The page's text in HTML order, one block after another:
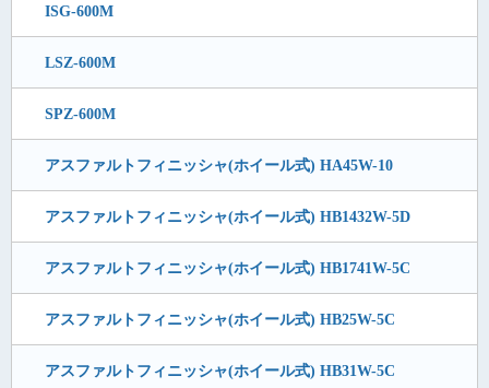
ISG-600M
LSZ-600M
SPZ-600M
アスファルトフィニッシャ(ホイール式) HA45W-10
アスファルトフィニッシャ(ホイール式) HB1432W-5D
アスファルトフィニッシャ(ホイール式) HB1741W-5C
アスファルトフィニッシャ(ホイール式) HB25W-5C
アスファルトフィニッシャ(ホイール式) HB31W-5C